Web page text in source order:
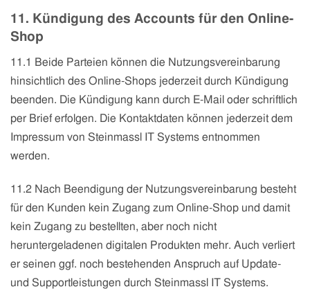
11. Kündigung des Accounts für den Online-
Shop
11.1 Beide Parteien können die Nutzungsvereinbarung
hinsichtlich des Online-Shops jederzeit durch Kündigung
beenden. Die Kündigung kann durch E-Mail oder schriftlich
per Brief erfolgen. Die Kontaktdaten können jederzeit dem
Impressum von Steinmassl IT Systems entnommen
werden.
11.2 Nach Beendigung der Nutzungsvereinbarung besteht
für den Kunden kein Zugang zum Online-Shop und damit
kein Zugang zu bestellten, aber noch nicht
heruntergeladenen digitalen Produkten mehr. Auch verliert
er seinen ggf. noch bestehenden Anspruch auf Update-
und Supportleistungen durch Steinmassl IT Systems.